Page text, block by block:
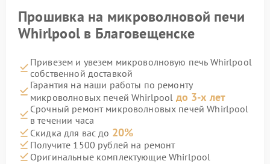
Прошивка на микроволновой печи
Whirlpool в Благовещенске
Привезем и увезем микроволновую печь Whirlpool
собственной доставкой
Гарантия на наши работы по ремонту
микроволновых печей Whirlpool до 3-х лет
Срочный ремонт микроволновых печей Whirlpool
в течении часа
Скидка для вас до 20%
Получите 1500 рублей на ремонт
Оригинальные комплектующие Whirlpool